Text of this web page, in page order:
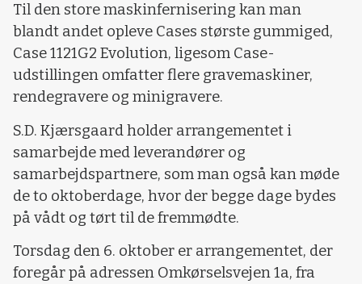
Til den store maskinfernisering kan man
blandt andet opleve Cases største gummiged,
Case 1121G2 Evolution, ligesom Case-
udstillingen omfatter flere gravemaskiner,
rendegravere og minigravere.
S.D. Kjærsgaard holder arrangementet i
samarbejde med leverandører og
samarbejdspartnere, som man også kan møde
de to oktoberdage, hvor der begge dage bydes
på vådt og tørt til de fremmødte.
Torsdag den 6. oktober er arrangementet, der
foregår på adressen Omkørselsvejen 1a, fra